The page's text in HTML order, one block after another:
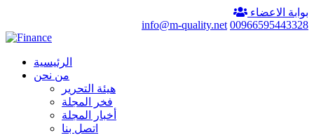
بوابة الاعضاء
00966595443328
info@m-quality.net
الرئيسية
من نحن
هيئة التحرير
فخر المجلة
أخبار المجلة
اتصل بنا